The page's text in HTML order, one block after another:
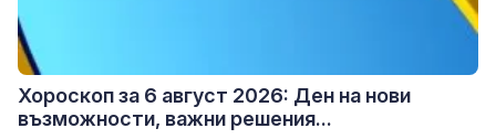
Хороскоп за 6 август 2026: Ден на нови
възможности, важни решения...